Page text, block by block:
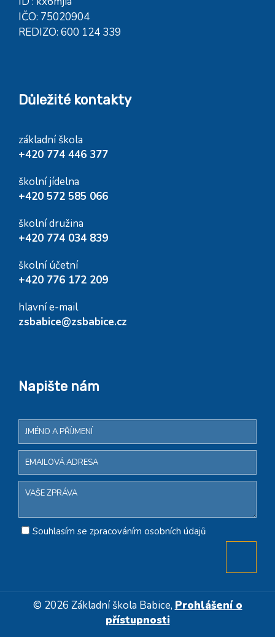
IČO: 75020904
REDIZO: 600 124 339
Důležité kontakty
základní škola
+420 774 446 377
školní jídelna
+420 572 585 066
školní družina
+420 774 034 839
školní účetní
+420 776 172 209
hlavní e-mail
zsbabice@zsbabice.cz
Napište nám
Souhlasím se zpracováním osobních údajů
© 2026 Základní škola Babice, Prohlášení o
přístupnosti